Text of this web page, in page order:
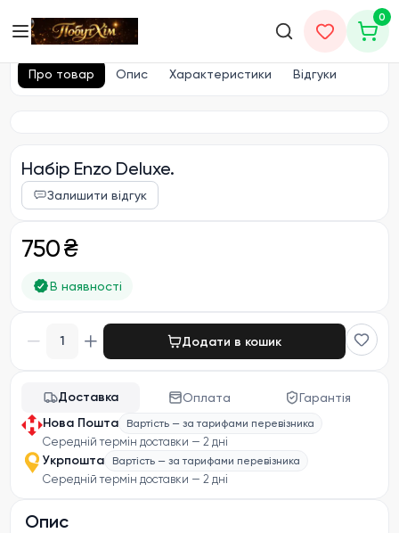
0
Головна Набори
Про товар Опис Характеристики Відгуки
Набір Enzo Deluxe.
Залишити відгук
750 ₴
В наявності
1 Додати в кошик
Доставка Оплата Гарантія
Нова Пошта Вартість — за тарифами перевізника
Середній термін доставки — 2 дні
Укрпошта Вартість — за тарифами перевізника
Середній термін доставки — 2 дні
Опис